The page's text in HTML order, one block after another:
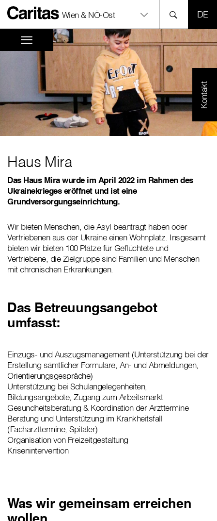
Wien & NÖ-Ost
Kontakt
Haus Mira
Das Haus Mira wurde im April 2022 im Rahmen des
Ukrainekrieges eröffnet und ist eine
Grundversorgungseinrichtung.
Wir bieten Menschen, die Asyl beantragt haben oder
Vertriebenen aus der Ukraine einen Wohnplatz. Insgesamt
bieten wir bieten 100 Plätze für Geflüchtete und
Vertriebene, die Zielgruppe sind Familien und Menschen
mit chronischen Erkrankungen.
Das Betreuungsangebot
umfasst:
Einzugs- und Auszugsmanagement (Unterstützung bei der
Erstellung sämtlicher Formulare, An- und Abmeldungen,
Orientierungsgespräche)
Unterstützung bei Schulangelegenheiten,
Bildungsangebote, Zugang zum Arbeitsmarkt
Gesundheitsberatung & Koordination der Arzttermine
Beratung und Unterstützung im Krankheitsfall
(Facharzttermine, Spitäler)
Organisation von Freizeitgestaltung
Krisenintervention
Was wir gemeinsam erreichen